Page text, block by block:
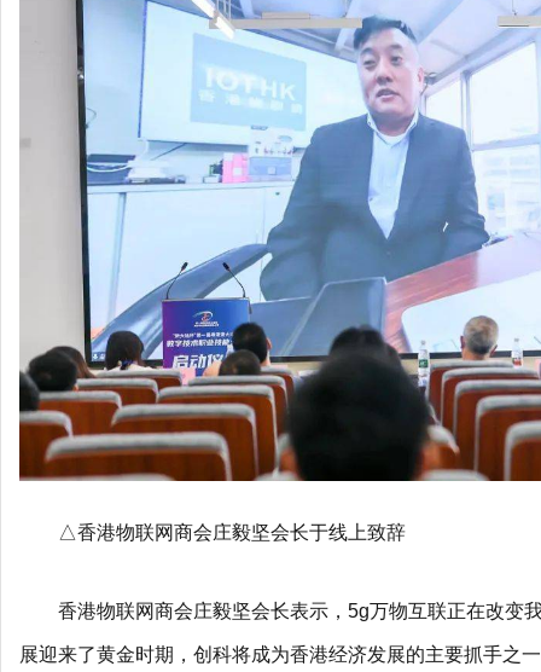
△香港物联网商会庄毅坚会长于线上致辞
香港物联网商会庄毅坚会长表示，5g万物互联正在改变
展迎来了黄金时期，创科将成为香港经济发展的主要抓手之